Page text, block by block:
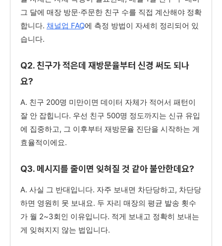
그 달에 매장 방문·주문한 친구 수를 직접 계산해야 정확
합니다. 채널업 FAQ에 측정 방법이 자세히 정리되어 있
습니다.
Q2. 친구가 적은데 재방문율부터 신경 써도 되나
요?
A. 친구 200명 미만이면 데이터 자체가 적어서 패턴이
잘 안 잡힙니다. 우선 친구 500명 정도까지는 신규 유입
에 집중하고, 그 이후부터 재방문율 진단을 시작하는 게
효율적이에요.
Q3. 메시지를 줄이면 잊혀질 것 같아 불안한데요?
A. 사실 그 반대입니다. 자주 보내면 차단당하고, 차단당
하면 영원히 못 보내요. 두 자리 매장의 평균 발송 횟수
가 월 2~3회인 이유입니다. 적게 보내고 정확히 보내는
게 잊혀지지 않는 법입니다.